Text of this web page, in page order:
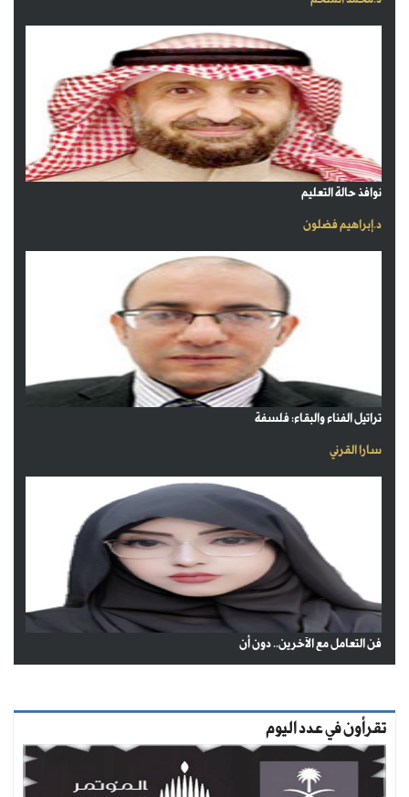
نوافذ حالة التعليم
د.إبراهيم فضلون
تراتيل الفناء والبقاء: فلسفة
سارا القرني
فن التعامل مع الآخرين.. دون أن
تقرأون في عدد اليوم